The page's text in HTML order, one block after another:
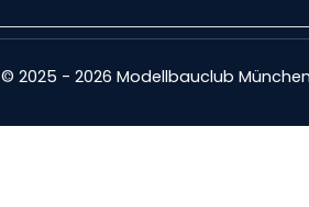
© 2025 - 2026 Modellbauclub